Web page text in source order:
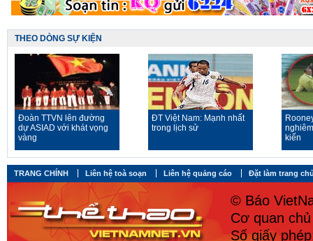
THEO DÒNG SỰ KIỆN
Đoàn TTVN lên đường
dự ASIAD với khát vọng
vàng
ĐT Việt Nam: Mạnh nhất
trong lịch sử
kiến
TRANG CHÍNH Liên hệ toà soạn Liên hệ quảng cáo Đặt làm trang
© Báo
Cơ quan
Số giấy